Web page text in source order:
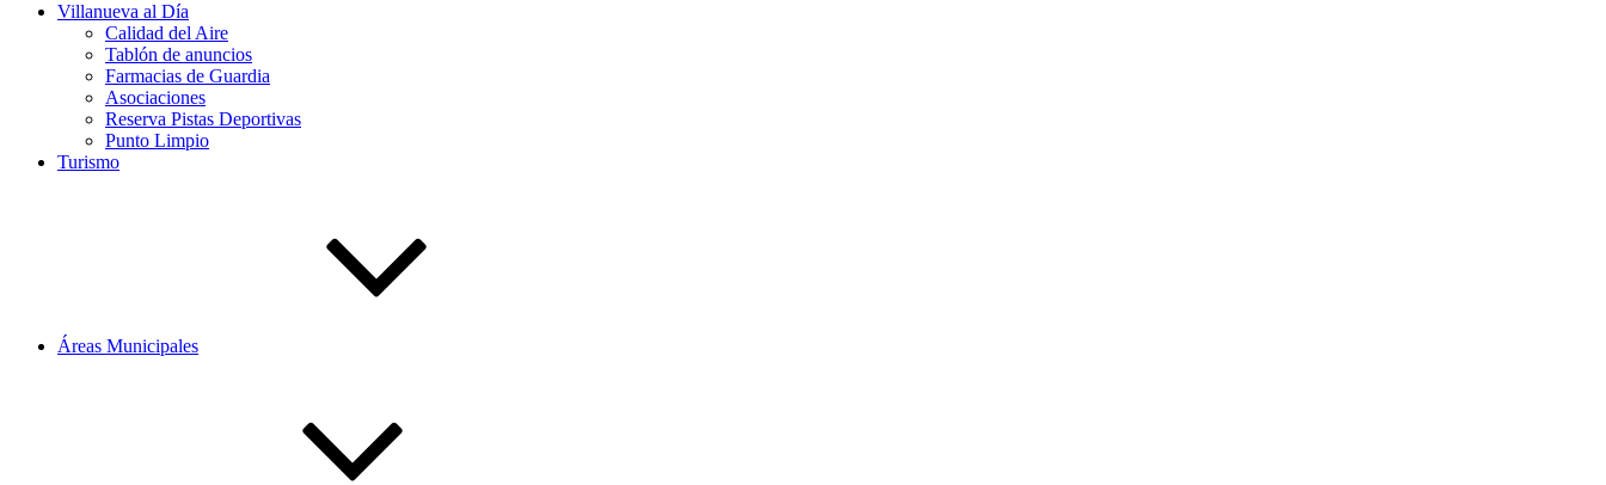
Villanueva al Día
Calidad del Aire
Tablón de anuncios
Farmacias de Guardia
Asociaciones
Reserva Pistas Deportivas
Punto Limpio
Turismo
Áreas Municipales